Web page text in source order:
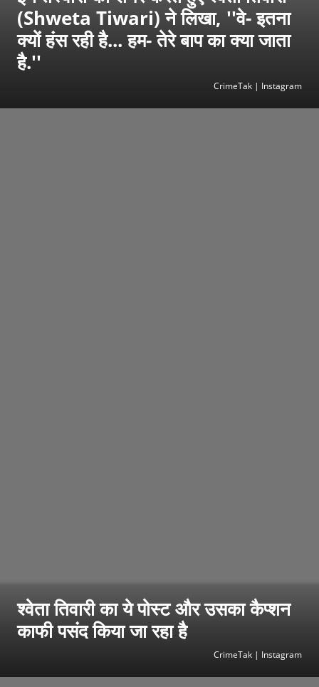
(Shweta Tiwari) ने लिखा, ''वे- इतना
क्यों हंस रही है... हम- तेरे बाप का क्या जाता
है.''
CrimeTak | Instagram
श्वेता तिवारी का ये पोस्ट और उसका कैप्शन
काफी पसंद किया जा रहा है
CrimeTak | Instagram